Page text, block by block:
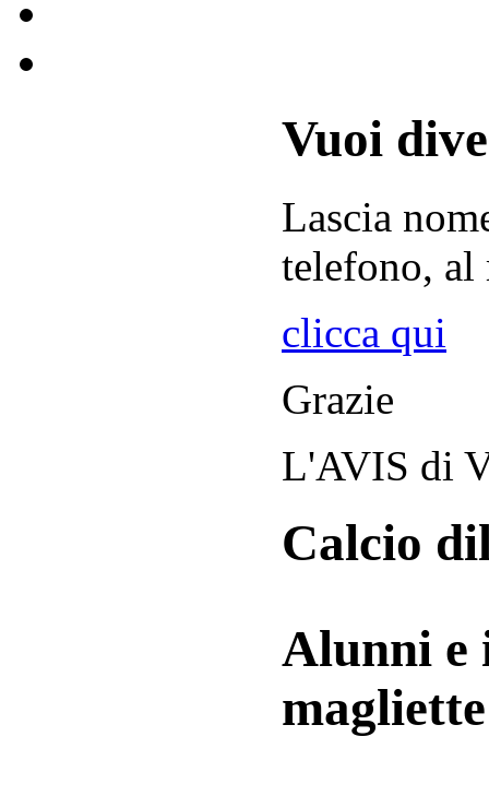
Vuoi
Lascia
telefono, al
clicca qui
Grazie
L'AVIS di
Calcio
Alunni e